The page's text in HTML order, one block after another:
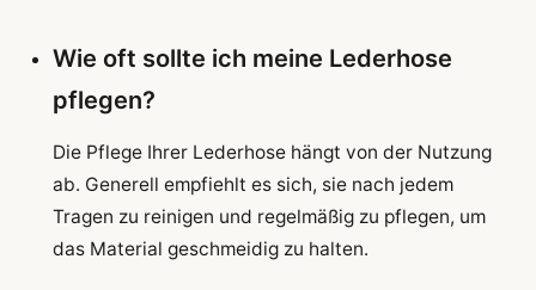
Wie oft sollte ich meine Lederhose
pflegen?
Die Pflege Ihrer Lederhose hängt von der Nutzung
ab. Generell empfiehlt es sich, sie nach jedem
Tragen zu reinigen und regelmäßig zu pflegen, um
das Material geschmeidig zu halten.